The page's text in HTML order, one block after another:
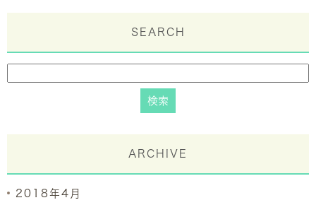
SEARCH
ARCHIVE
2018年4月